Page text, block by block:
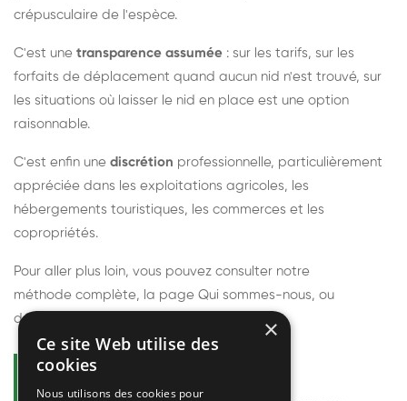
crépusculaire de l'espèce.
C'est une transparence assumée : sur les tarifs, sur les
forfaits de déplacement quand aucun nid n'est trouvé, sur
les situations où laisser le nid en place est une option
raisonnable.
C'est enfin une discrétion professionnelle, particulièrement
appréciée dans les exploitations agricoles, les
hébergements touristiques, les commerces et les
copropriétés.
Pour aller plus loin, vous pouvez consulter notre
méthode complète, la page Qui sommes-nous, ou
découvrir
Questions fréquentes
×
Ce site Web utilise des
cookies
Nous utilisons des cookies pour